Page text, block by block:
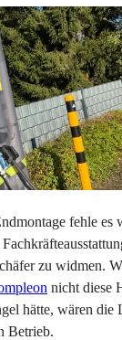
fehle es
zu widmen.
nicht diese
hätte, wären die
Betrieb.